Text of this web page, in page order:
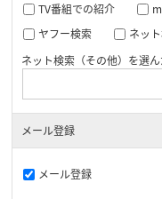
TV番組での紹介
ヤフー検索
ネッ
ネット検索（その他）を選
メール登録
メール登録